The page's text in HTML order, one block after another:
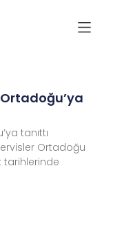
tanıttı
Ortadoğu
tarihlerinde